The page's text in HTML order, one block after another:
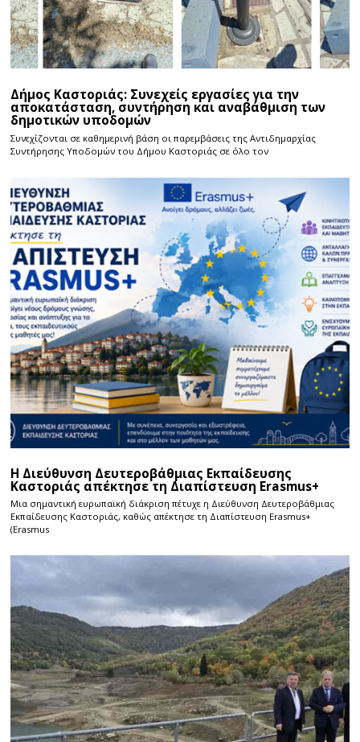
Δήμος Καστοριάς: Συνεχείς εργασίες για την
αποκατάσταση, συντήρηση και αναβάθμιση των
δημοτικών υποδομών
Συνεχίζονται σε καθημερινή βάση οι παρεμβάσεις της Αντιδημαρχίας
Συντήρησης Υποδομών του Δήμου Καστοριάς σε όλο τον
Η Διεύθυνση Δευτεροβάθμιας Εκπαίδευσης
Καστοριάς απέκτησε τη Διαπίστευση Erasmus+
Μια σημαντική ευρωπαϊκή διάκριση πέτυχε η Διεύθυνση Δευτεροβάθμιας
Εκπαίδευσης Καστοριάς, καθώς απέκτησε τη Διαπίστευση Erasmus+
(Erasmus